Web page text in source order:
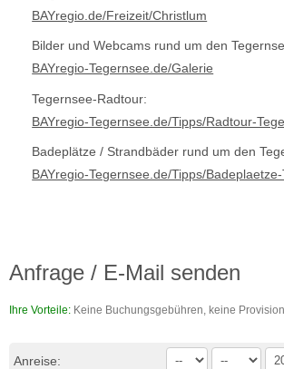
BAYregio.de/Freizeit/Christlum
Bilder und Webcams rund um den
BAYregio-Tegernsee.de/Galerie
Tegernsee-Radtour:
BAYregio-Tegernsee.de/Tipps/Radtour-
Badeplätze / Strandbäder rund um den
BAYregio-Tegernsee.de/Tipps/
Anfrage / E-Mail senden
Ihre Vorteile: Keine Buchungsgebühren, keine
Anreise: